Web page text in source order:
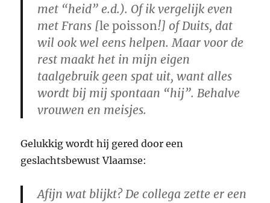
met “heid” e.d.). Of ik vergelijk even
met Frans [le poisson!] of Duits, dat
wil ook wel eens helpen. Maar voor de
rest maakt het in mijn eigen
taalgebruik geen spat uit, wantalles
wordt bij mij spontaan “hij”. Behalve
vrouwen en meisjes.
Gelukkig wordt hij gered door een
geslachtsbewust Vlaamse:
Afijn wat blijkt? De collega zette er een